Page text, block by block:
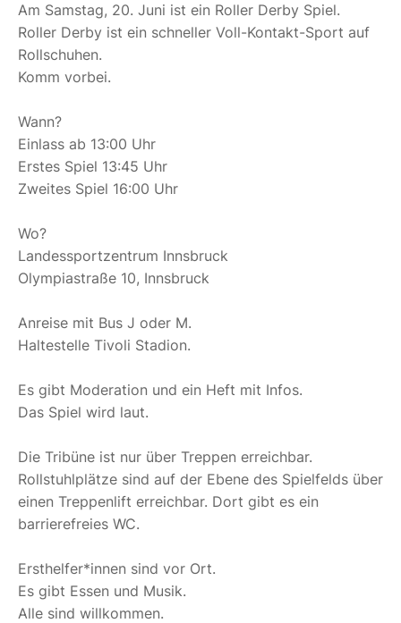
Am Samstag, 20. Juni ist ein Roller Derby Spiel.
Roller Derby ist ein schneller Voll-Kontakt-Sport auf
Rollschuhen.
Komm vorbei.
Wann?
Einlass ab 13:00 Uhr
Erstes Spiel 13:45 Uhr
Zweites Spiel 16:00 Uhr
Wo?
Landessportzentrum Innsbruck
Olympiastraße 10, Innsbruck
Anreise mit Bus J oder M.
Haltestelle Tivoli Stadion.
Es gibt Moderation und ein Heft mit Infos.
Das Spiel wird laut.
Die Tribüne ist nur über Treppen erreichbar.
Rollstuhlplätze sind auf der Ebene des Spielfelds über
einen Treppenlift erreichbar. Dort gibt es ein
barrierefreies WC.
Ersthelfer*innen sind vor Ort.
Es gibt Essen und Musik.
Alle sind willkommen.